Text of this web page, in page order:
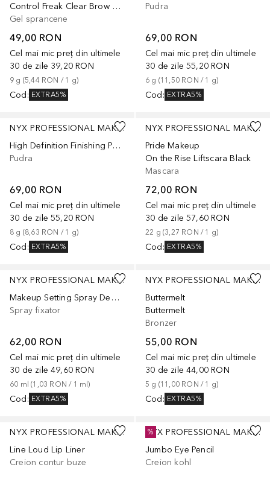
Control Freak Clear Brow Gel
Gel sprancene
49,00 RON
Cel mai mic preț din ultimele
30 de zile 39,20 RON
9 g (5,44 RON / 1 g)
Cod : EXTRA5%
Pudra
69,00 RON
Cel mai mic preț din ultimele
30 de zile 55,20 RON
6 g (11,50 RON / 1 g)
Cod : EXTRA5%
NYX PROFESSIONAL MAKEUP
High Definition Finishing Powder
Pudra
69,00 RON
Cel mai mic preț din ultimele
30 de zile 55,20 RON
8 g (8,63 RON / 1 g)
Cod : EXTRA5%
NYX PROFESSIONAL MAKEUP
Pride Makeup
On the Rise Liftscara Black
Mascara
72,00 RON
Cel mai mic preț din ultimele
30 de zile 57,60 RON
22 g (3,27 RON / 1 g)
Cod : EXTRA5%
NYX PROFESSIONAL MAKEUP
Makeup Setting Spray Dewy Finish
Spray fixator
62,00 RON
Cel mai mic preț din ultimele
30 de zile 49,60 RON
60 ml (1,03 RON / 1 ml)
Cod : EXTRA5%
NYX PROFESSIONAL MAKEUP
Buttermelt
Buttermelt
Bronzer
55,00 RON
Cel mai mic preț din ultimele
30 de zile 44,00 RON
5 g (11,00 RON / 1 g)
Cod : EXTRA5%
NYX PROFESSIONAL MAKEUP
Line Loud Lip Liner
Creion contur buze
+4
NYX PROFESSIONAL MAKEUP
Jumbo Eye Pencil
Creion kohl
%
+3